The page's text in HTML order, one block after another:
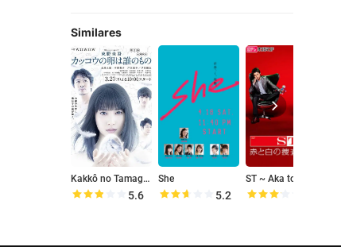
Similares
Kakkô no Tamago wa Dare no Mono
5.6
She
5.2